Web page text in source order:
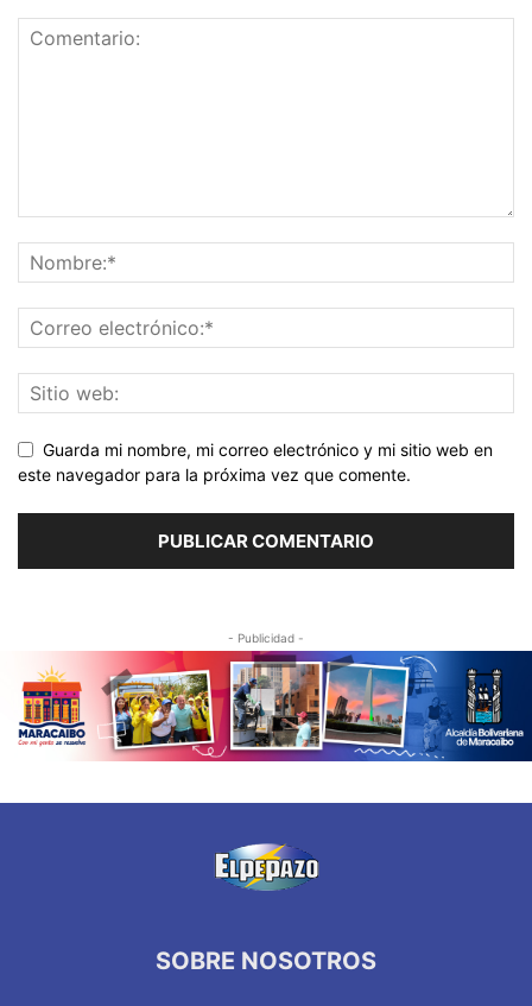
Guarda mi nombre, mi correo electrónico y mi sitio web en
este navegador para la próxima vez que comente.
- Publicidad -
SOBRE NOSOTROS